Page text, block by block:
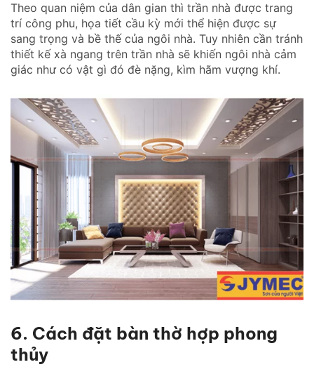
Theo quan niệm của dân gian thì trần nhà được trang
trí công phu, họa tiết cầu kỳ mới thể hiện được sự
sang trọng và bề thế của ngôi nhà. Tuy nhiên cần tránh
thiết kế xà ngang trên trần nhà sẽ khiến ngôi nhà cảm
giác như có vật gì đó đè nặng, kìm hãm vượng khí.
6. Cách đặt bàn thờ hợp phong
thủy